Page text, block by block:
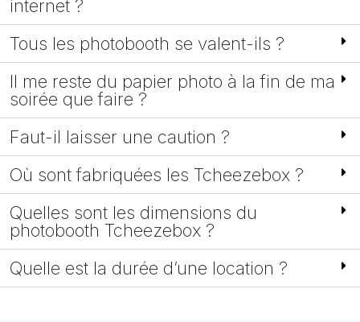
internet ?
Tous les photobooth se valent-ils ?
Il me reste du papier photo à la fin de ma
soirée que faire ?
Faut-il laisser une caution ?
Où sont fabriquées les Tcheezebox ?
Quelles sont les dimensions du
photobooth Tcheezebox ?
Quelle est la durée d’une location ?